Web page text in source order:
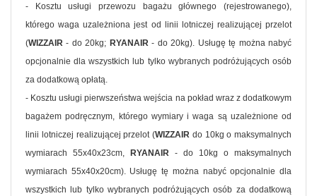
- Kosztu usługi przewozu bagażu głównego (rejestrowanego),
którego waga uzależniona jest od linii lotniczej realizującej przelot
(WIZZAIR - do 20kg; RYANAIR- do 20kg). Usługę tę można nabyć
opcjonalnie dla wszystkich lub tylko wybranych podróżujących osób
za dodatkową opłatą.
- Kosztu usługi pierwszeństwa wejścia na pokład wraz z dodatkowym
bagażem podręcznym, którego wymiary i waga są uzależnione od
linii lotniczej realizującej przelot (WIZZAIR do 10kg o maksymalnych
wymiarach 55x40x23cm,
RYANAIR - do 10kg o maksymalnych
wymiarach 55x40x20cm). Usługę tę można nabyć opcjonalnie dla
wszystkich lub tylko wybranych podróżujących osób za dodatkową